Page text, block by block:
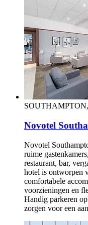
Novotel
Novotel
ruime
restaurant, bar,
hotel is ontworpen
comfortabele
voorzieningen en
Handig parkeren
zorgen voor een